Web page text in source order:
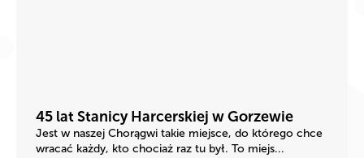
45 lat Stanicy Harcerskiej w Gorzewie
Jest w naszej Chorągwi takie miejsce, do którego chce
wracać każdy, kto chociaż raz tu był. To miejs...